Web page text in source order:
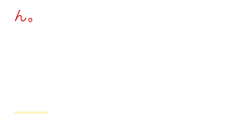
ん。